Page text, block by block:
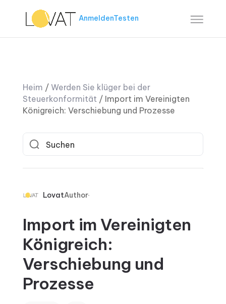
AnmeldenTesten
Heim / Werden Sie klüger bei der
Steuerkonformität/ Import im Vereinigten
Königreich: Verschiebung und Prozesse
LovatAuthor
Import im Vereinigten
Königreich:
Verschiebung und
Prozesse